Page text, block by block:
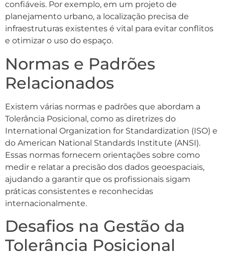
confiáveis. Por exemplo, em um projeto de
planejamento urbano, a localização precisa de
infraestruturas existentes é vital para evitar conflitos
e otimizar o uso do espaço.
Normas e Padrões
Relacionados
Existem várias normas e padrões que abordam a
Tolerância Posicional, como as diretrizes do
International Organization for Standardization (ISO) e
do American National Standards Institute (ANSI).
Essas normas fornecem orientações sobre como
medir e relatar a precisão dos dados geoespaciais,
ajudando a garantir que os profissionais sigam
práticas consistentes e reconhecidas
internacionalmente.
Desafios na Gestão da
Tolerância Posicional